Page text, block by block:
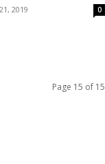
2019 0
Page 15 of 15